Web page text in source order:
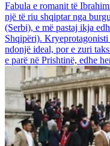
Fabula e romanit të
një të riu shqiptar nga
(Serbi), e më pastaj ikja
Shqipëri).
ndonjë ideal, por e zuri
e parë në Prishtinë, edhe